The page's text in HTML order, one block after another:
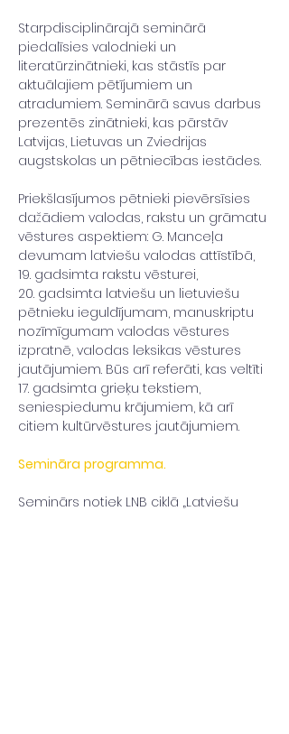
Starpdisciplinārajā seminārā
piedalīsies valodnieki un
literatūrzinātnieki, kas stāstīs par
aktuālajiem pētījumiem un
atradumiem. Seminārā savus darbus
prezentēs zinātnieki, kas pārstāv
Latvijas, Lietuvas un Zviedrijas
augstskolas un pētniecības iestādes.
Priekšlasījumos pētnieki pievērsīsies
dažādiem valodas, rakstu un grāmatu
vēstures aspektiem: G. Manceļa
devumam latviešu valodas attīstībā,
19. gadsimta rakstu vēsturei,
20. gadsimta latviešu un lietuviešu
pētnieku ieguldījumam, manuskriptu
nozīmīgumam valodas vēstures
izpratnē, valodas leksikas vēstures
jautājumiem. Būs arī referāti, kas veltīti
17. gadsimta grieķu tekstiem,
seniespiedumu krājumiem, kā arī
citiem kultūrvēstures jautājumiem.
Semināra programma.
Seminārs notiek LNB ciklā „Latviešu